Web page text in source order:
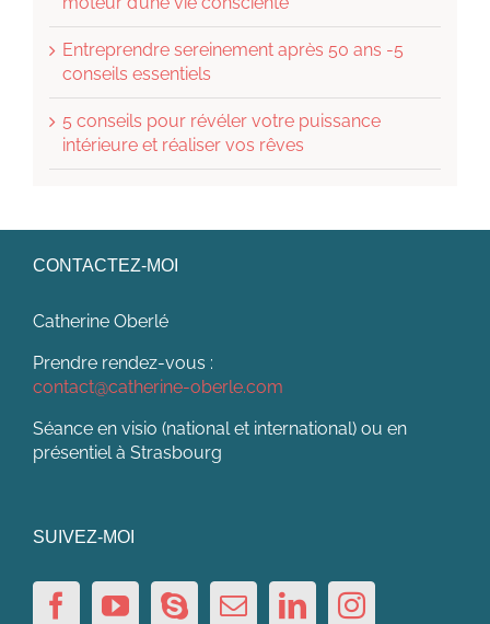
Entreprendre sereinement après 50 ans -5
conseils essentiels
5 conseils pour révéler votre puissance
intérieure et réaliser vos rêves
CONTACTEZ-MOI
Catherine Oberlé
Prendre rendez-vous :
contact@catherine-oberle.com
Séance en visio (national et international) ou en
présentiel à Strasbourg
SUIVEZ-MOI